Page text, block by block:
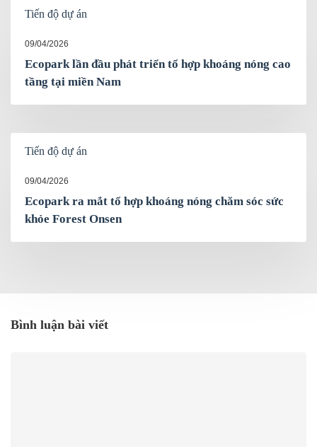
Tiến độ dự án
09/04/2026
Ecopark lần đầu phát triển tổ hợp khoáng nóng cao
tầng tại miền Nam
Tiến độ dự án
09/04/2026
Ecopark ra mắt tổ hợp khoáng nóng chăm sóc sức
khỏe Forest Onsen
Bình luận bài viết